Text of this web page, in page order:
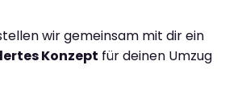
wir gemeinsam mit dir ein
Konzept für deinen Umzug